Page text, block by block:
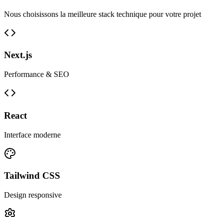
Nous choisissons la meilleure stack technique pour votre projet
Next.js
Performance & SEO
React
Interface moderne
Tailwind CSS
Design responsive